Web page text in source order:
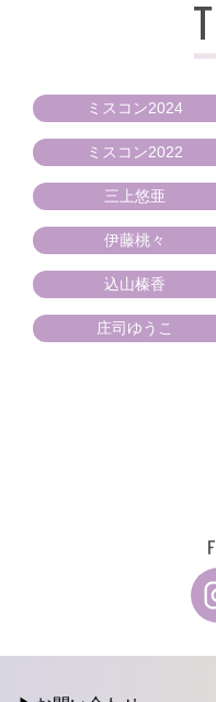
ミスコン2024
ミスコン2022
三上悠亜
伊藤桃々
込山榛香
庄司ゆうこ